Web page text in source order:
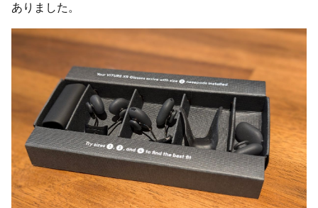
ありました。